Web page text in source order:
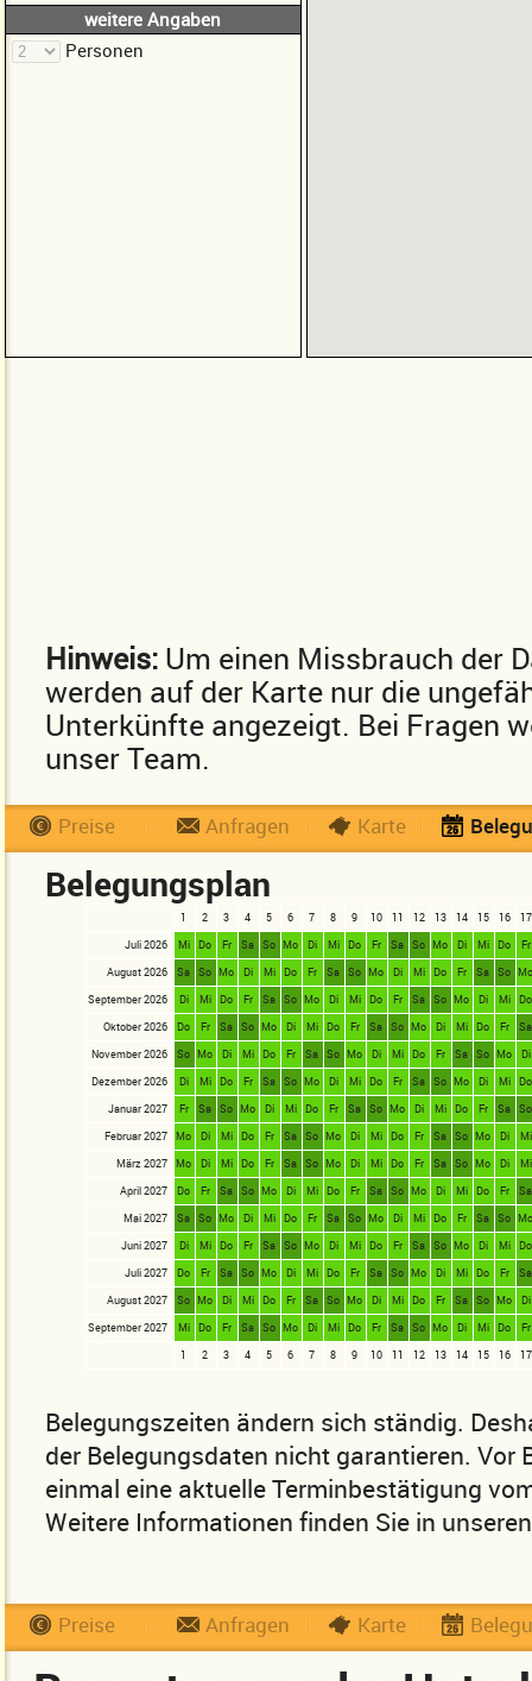
weitere Angaben
Personen
Hinweis: Um einen Missbrauch der
werden auf der Karte nur die
Unterkünfte angezeigt. Bei Fragen
unser Team.
Preise Anfragen Karte
Belegungsplan
1 2 3 4 5 6 7 8 9 10 11 12 13 14 15 16
17
Juli 2026
Mi Do Fr Sa So Mo Di Mi Do Fr Sa So Mo Di Mi Do
Fr
August 2026
Sa So Mo Di Mi Do Fr Sa So Mo Di Mi Do Fr Sa So
September 2026
Di Mi Do Fr Sa So Mo Di Mi Do Fr Sa So Mo Di Mi Do
Oktober 2026
Do Fr Sa So Mo Di Mi Do Fr Sa So Mo Di Mi Do Fr
Sa
November 2026
So Mo Di Mi Do Fr Sa So Mo Di Mi Do Fr Sa So Mo
Di
Dezember 2026
Di Mi Do Fr Sa So Mo Di Mi Do Fr Sa So Mo Di Mi Do
Januar 2027
Fr Sa So Mo Di Mi Do Fr Sa So Mo Di Mi Do Fr Sa So
Februar 2027 Mo Di Mi Do Fr Sa So Mo Di Mi Do Fr Sa So Mo Di
Mi
März 2027 Mo Di Mi Do Fr Sa So Mo Di Mi Do Fr Sa So Mo Di
Mi
April 2027
Do Fr Sa So Mo Di Mi Do Fr Sa So Mo Di Mi Do Fr
Sa
Mai 2027
Sa So Mo Di Mi Do Fr Sa So Mo Di Mi Do Fr Sa So
Juni 2027
Di Mi Do Fr Sa So Mo Di Mi Do Fr Sa So Mo Di Mi Do
Juli 2027
Do Fr Sa So Mo Di Mi Do Fr Sa So Mo Di Mi Do Fr
Sa
August 2027
So Mo Di Mi Do Fr Sa So Mo Di Mi Do Fr Sa So Mo
Di
September 2027
Mi Do Fr Sa So Mo Di Mi Do Fr Sa So Mo Di Mi Do
Fr
1
2 3 4 5 6 7 8 9 10 11 12 13 14 15 16 17
Belegungszeiten ändern sich ständig.
der Belegungsdaten nicht garantieren. Vor
einmal eine aktuelle Terminbestätigung
Weitere Informationen finden Sie in
Preise Anfragen Karte